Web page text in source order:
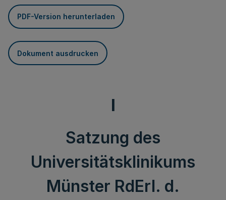
PDF-Version herunterladen
Dokument ausdrucken
I
Satzung des
Universitätsklinikums
Münster RdErl. d.